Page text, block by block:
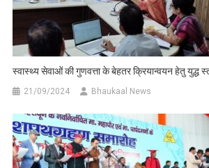
स्वास्थ्य सेवाओं की गुणवत्ता के बेहतर क्रियान्वयन हेतु युद्ध
21/09/2024 Bhaukaal News